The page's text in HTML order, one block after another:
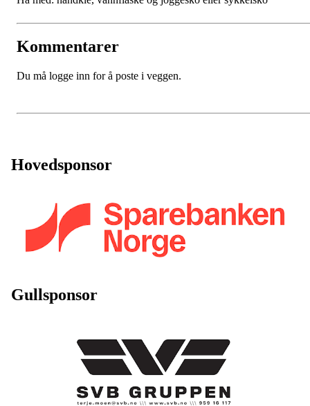
Kommentarer
Du må logge inn for å poste i veggen.
Hovedsponsor
Gullsponsor